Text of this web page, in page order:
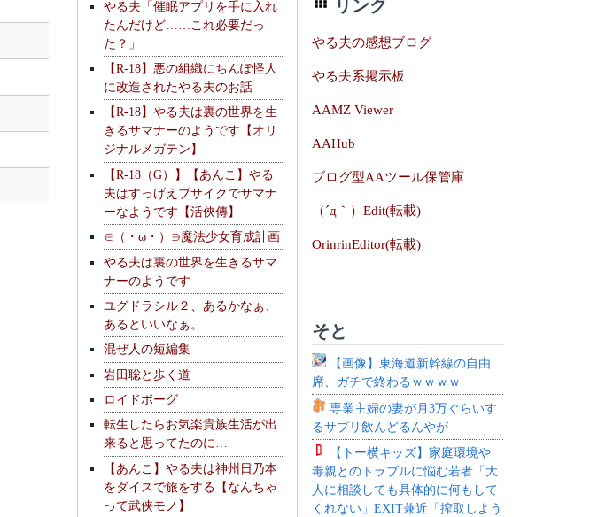
やる夫「催眠アプリを手に入れ
たんだけど……これ必要だっ
た？」
【R-18】悪の組織にちんぽ怪人
に改造されたやる夫のお話
【R-18】やる夫は裏の世界を生
きるサマナーのようです【オリ
ジナルメガテン】
【R-18（G）】【あんこ】やる
夫はすっげえブサイクでサマナ
ーなようです【活俠傳】
∈（・ω・）∋魔法少女育成計画
やる夫は裏の世界を生きるサマ
ナーのようです
ユグドラシル２、あるかなぁ、
あるといいなぁ。
混ぜ人の短編集
岩田聡と歩く道
ロイドボーグ
転生したらお気楽貴族生活が出
来ると思ってたのに…
【あんこ】やる夫は神州日乃本
をダイスで旅をする【なんちゃ
って武侠モノ】
リンク
やる夫の感想ブログ
やる夫系掲示板
AAMZ Viewer
AAHub
ブログ型AAツール保管庫
（´д｀）Edit(転載)
OrinrinEditor(転載)
そと
【画像】東海道新幹線の自由
席、ガチで終わるｗｗｗｗ
専業主婦の妻が月3万ぐらいす
るサプリ飲んどるんやが
【トー横キッズ】家庭環境や
毒親とのトラブルに悩む若者「大
人に相談しても具体的に何もして
くれない」EXIT兼近「搾取しよう